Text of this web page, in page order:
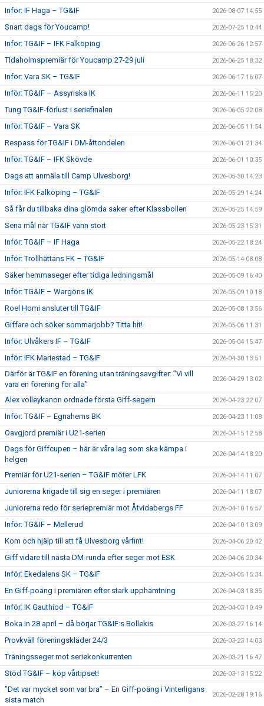
Inför: IF Haga – TG&IF 2026-08-07 14:55
Snart dags för Youcamp! 2026-07-25 10:44
Inför: TG&IF – IFK Falköping 2026-06-26 12:57
TIdaholmspremiär för Youcamp 27-29 juli 2026-06-25 18:32
Inför: Vara SK – TG&IF 2026-06-17 16:07
Inför: TG&IF – Assyriska IK 2026-06-11 15:20
Tung TG&IF-förlust i seriefinalen 2026-06-05 22:08
Inför: TG&IF – Vara SK 2026-06-05 11:54
Respass för TG&IF i DM-åttondelen 2026-06-01 21:34
Inför: TG&IF – IFK Skövde 2026-06-01 10:35
Dags att anmäla till Camp Ulvesborg! 2026-05-30 14:23
Inför: IFK Falköping – TG&IF 2026-05-29 14:24
Så får du tillbaka dina glömda saker efter Klassbollen 2026-05-25 14:59
Sena mål när TG&IF vann stort 2026-05-23 15:31
Inför: TG&IF – IF Haga 2026-05-22 18:24
Inför: Trollhättans FK – TG&IF 2026-05-14 08:08
Säker hemmaseger efter tidiga ledningsmål 2026-05-09 16:40
Inför: TG&IF – Wargöns IK 2026-05-09 10:18
Roel Homi ansluter till TG&IF 2026-05-08 13:56
Giffare och söker sommarjobb? Titta hit! 2026-05-06 11:31
Inför: Ulvåkers IF – TG&IF 2026-05-04 15:47
Inför: IFK Mariestad – TG&IF 2026-04-30 13:51
Därför är TG&IF en förening utan träningsavgifter: ”Vi vill
vara en förening för alla”
2026-04-29 13:02
Alex volleykanon ordnade första Giff-segern 2026-04-23 22:07
Inför: TG&IF – Egnahems BK 2026-04-23 11:08
Oavgjord premiär i U21-serien 2026-04-15 12:58
Dags för Giffcupen – här är våra lag som ska kämpa i
helgen
2026-04-14 18:20
Premiär för U21-serien – TG&IF möter LFK 2026-04-14 11:07
Juniorerna krigade till sig en seger i premiären 2026-04-11 18:07
Juniorerna redo för seriepremiär mot Åtvidabergs FF 2026-04-10 16:57
Inför: TG&IF – Mellerud 2026-04-10 13:09
Kom och hjälp till att få Ulvesborg vårfint! 2026-04-06 20:42
Giff vidare till nästa DM-runda efter seger mot ESK 2026-04-06 20:34
Inför: Ekedalens SK – TG&IF 2026-04-05 15:34
En Giff-poäng i premiären efter stark upphämtning 2026-04-03 18:35
Inför: IK Gauthiod – TG&IF 2026-04-03 10:49
Boka in 28 april – då börjar TG&IF:s Bollekis 2026-03-27 16:14
Provkväll föreningskläder 24/3 2026-03-23 14:03
Träningsseger mot seriekonkurrenten 2026-03-21 16:47
Stöd TG&IF – köp vårtipset! 2026-03-13 15:22
”Det var mycket som var bra” – En Giff-poäng i Vinterligans
sista match
2026-02-28 19:16